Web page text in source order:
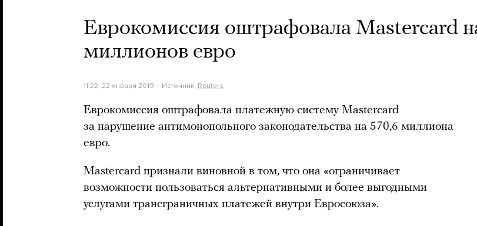
Еврокомиссия оштрафовала Mastercard
миллионов евро
11:22, 22 января 2019 Источник: Reuters
Еврокомиссия оштрафовала платежную систему Mastercard
за нарушение антимонопольного законодательства на 570,6 миллиона
евро.
Mastercard признали виновной в том, что она «ограничивает
возможности пользоваться альтернативными и более выгодными
услугами трансграничных платежей внутри Евросоюза».